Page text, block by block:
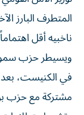
المتطرف البارز
ناخبيه أقل
مشتركة مع حزب بن